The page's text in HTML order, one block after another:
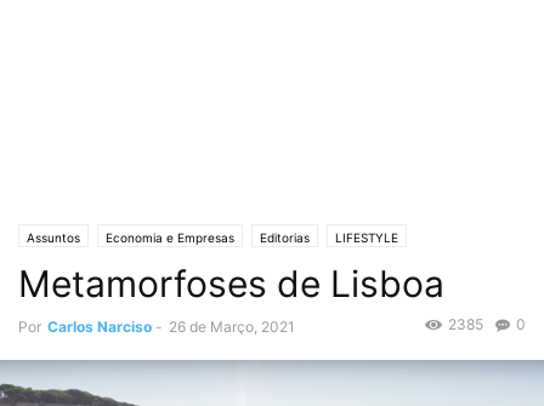
Assuntos Economia e Empresas Editorias LIFESTYLE
Lifestyle & Gadgets Crónicas de Opinião O ESTADO da ARTE
Metamorfoses de Lisboa
Por Carlos Narciso - 26 de Março, 2021 0
2385